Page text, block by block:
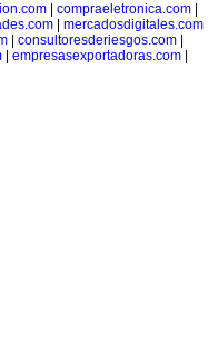
compraeletronica.com
| mercadosdigitales.com
consultoresderiesgos.com
| empresasexportadoras.com|